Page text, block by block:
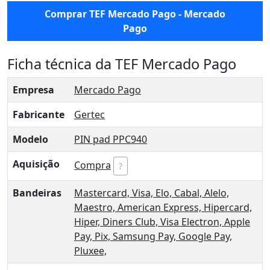
Comprar TEF Mercado Pago - Mercado
Pago
Ficha técnica da TEF Mercado Pago
Empresa
Mercado Pago
Fabricante
Gertec
Modelo
PIN pad PPC940
Aquisição
Compra ?
Bandeiras Mastercard, Visa, Elo, Cabal, Alelo,
Maestro, American Express, Hipercard,
Hiper, Diners Club, Visa Electron, Apple
Pay, Pix, Samsung Pay, Google Pay,
Pluxee,